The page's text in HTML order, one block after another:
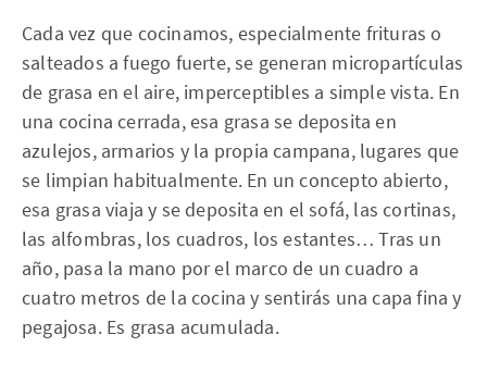
Cada vez que cocinamos, especialmente frituras o
salteados a fuego fuerte, se generan micropartículas
de grasa en el aire, imperceptibles a simple vista. En
una cocina cerrada, esa grasa se deposita en
azulejos, armarios y la propia campana, lugares que
se limpian habitualmente. En un concepto abierto,
esa grasa viaja y se deposita en el sofá, las cortinas,
las alfombras, los cuadros, los estantes… Tras un
año, pasa la mano por el marco de un cuadro a
cuatro metros de la cocina y sentirás una capa fina y
pegajosa. Es grasa acumulada.